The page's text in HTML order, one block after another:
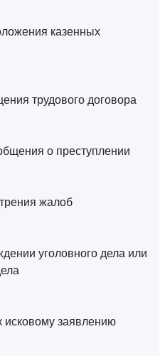
казенных
трудового договора
о преступлении
жалоб
уголовного дела или
заявлению